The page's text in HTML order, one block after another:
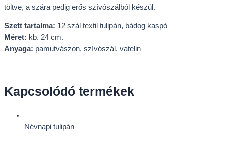
töltve, a szára pedig erős szívószálból készül.
Szett tartalma: 12 szál textil tulipán, bádog kaspó
Méret: kb. 24 cm.
Anyaga: pamutvászon, szívószál, vatelin
Kapcsolódó termékek
Névnapi tulipán